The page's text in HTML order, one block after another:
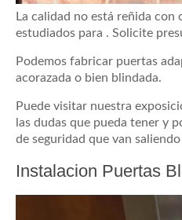
La calidad no está reñida
estudiados para . Solicite
Podemos fabricar puertas
acorazada o bien blindada.
Puede visitar nuestra
las dudas que pueda tener y
de seguridad que van
Instalacion Puertas